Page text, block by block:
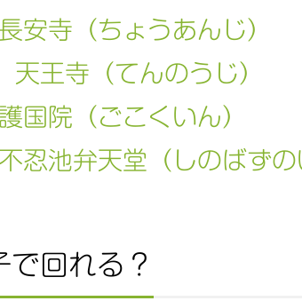
安寺（ちょうあんじ）
王寺（てんのうじ）
国院（ごこくいん）
忍池弁天堂（しのばずの
回れる？